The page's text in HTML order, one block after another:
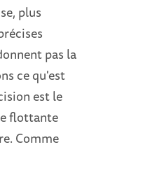
plus
pas la
ce qu'est
est le
flottante
Comme